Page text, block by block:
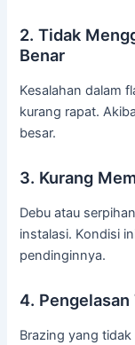
2. Tidak
Benar
Kesalahan dalam
kurang rapat.
besar.
3. Kurang
Debu atau
instalasi. Kondisi
pendinginnya.
4.
Brazing yang